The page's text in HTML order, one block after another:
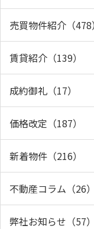
売買物件紹介（478）
賃貸紹介（139）
成約御礼（17）
価格改定（187）
新着物件（216）
不動産コラム（26）
弊社お知らせ（57）